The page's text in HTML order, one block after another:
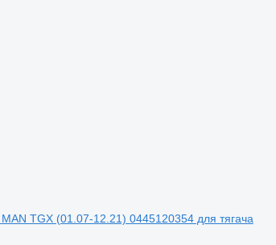
TGX (01.07-12.21) 0445120354 для тягача